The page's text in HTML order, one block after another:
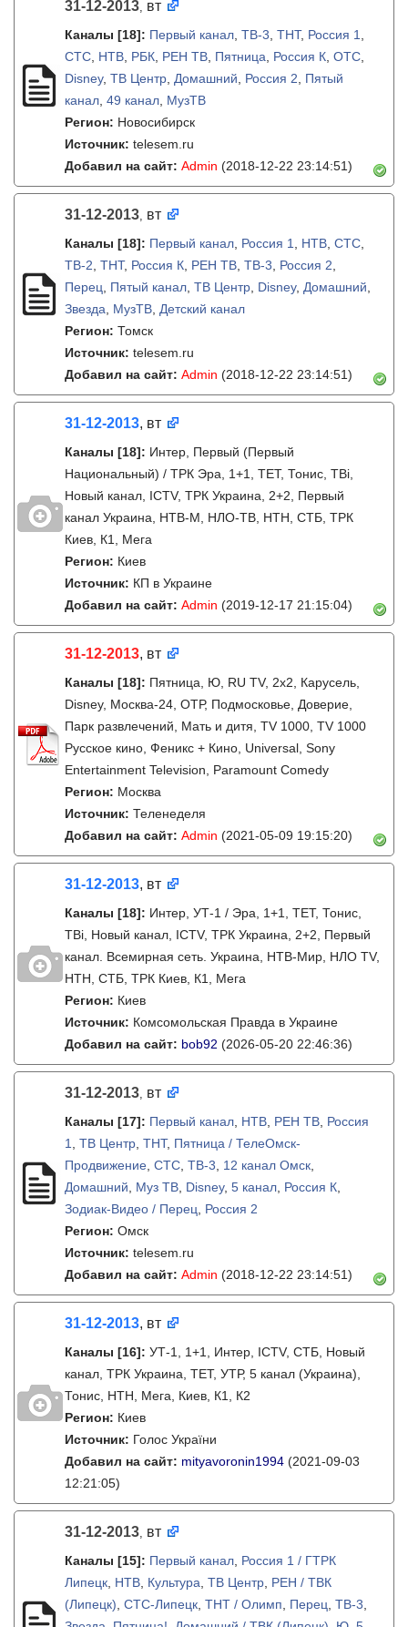
31-12-2013, вт
Каналы [18]: Первый канал ТВ-3 THT, Россия 1
СТС НТВ РБК РЕН ТВ Пятница Россия К ОТС
Disney, ТВ Центр Домашний Россия 2
Пятый
канал 49 канал МузТВ
Регион: Новосибирск
Источник: telesem.ru
Добавил на сайт: Admin (2018-12-22 23:14:51)
31-12-2013, вт
Каналы [18]: Первый канал Россия 1 НТВ СТС
ТВ-2 ТНТ, Россия К РЕН ТВ ТВ-3 Россия 2
Перец
Пятый канал ТВ Центр Disney, Домашний
Звезда
МузТВ Детский канал
Регион: Томск
Источник: telesem.ru
Добавил на сайт: Admin (2018-12-22 23:14:51)
31-12-2013, вт
Каналы [18]: Интер, Первый (Первый
Национальный) / ТРК Эра, 1+1, ТЕТ, Тонис, ТВі,
Новый канал, ICTV, ТРК Украина, 2+2, Первый
канал Украина, НТВ-М, НЛО-ТВ, НТН, СТБ, ТРК
Киев, К1, Мега
Регион: Киев
Источник: КП в Украине
Добавил на сайт: Admin (2019-12-17 21:15:04)
31-12-2013, вт
Каналы [18]: Пятница, Ю, RU TV, 2x2, Карусель,
Disney, Москва-24, ОТР, Подмосковье, Доверие,
Парк развлечений, Мать и дитя, TV 1000, TV 1000
Русское кино, Феникс + Кино, Universal, Sony
Entertainment Television, Paramount Comedy
Регион: Москва
Источник: Теленеделя
Добавил на сайт: Admin (2021-05-09 19:15:20)
31-12-2013, вт
Каналы [18]: Интер, УТ-1 / Эра, 1+1, ТЕТ, Тонис,
ТВі, Новый канал, ICTV, ТРК Украина, 2+2, Первый
канал. Всемирная сеть. Украина, НТВ-Мир, НЛО TV,
НТН, СТБ, ТРК Киев, К1, Мега
Регион: Киев
Источник: Комсомольская Правда в Украине
Добавил на сайт: bob92 (2026-05-20 22:46:36)
31-12-2013, вт
Каналы [17]: Первый канал НТВ РЕН ТВ Россия
1
ТВ Центр ТНТ, Пятница / ТелеОмск-
Продвижение СТС ТВ-3 12 канал Омск
Домашний
Муз ТВ Disney, 5 канал Россия К
Зодиак-Видео / Перец
Россия 2
Регион: Омск
Источник: telesem.ru
Добавил на сайт: Admin (2018-12-22 23:14:51)
31-12-2013, вт
Каналы [16]: УТ-1, 1+1, Интер, ICTV, СТБ, Новый
канал, ТРК Украина, ТЕТ, УТР, 5 канал (Украина),
Тонис, НТН, Мега, Киев, К1, К2
Регион: Киев
Источник: Голос України
Добавил на сайт: mityavoronin1994 (2021-09-03
12:21:05)
31-12-2013, вт
Каналы [15]: Первый канал Россия 1 / ГТРК
Липецк НТВ Культура ТВ Центр РЕН / ТВК
(Липецк) СТС-Липецк ТНТ / Олимп Перец ТВ-3